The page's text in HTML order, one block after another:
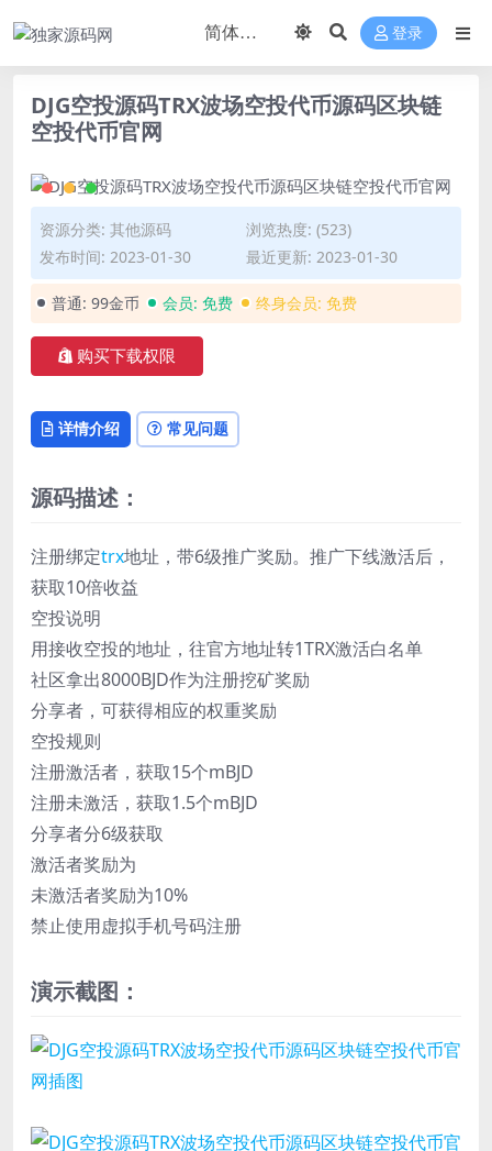
登录
DJG空投源码TRX波场空投代币源码区块链
空投代币官网
资源分类: 其他源码
浏览热度: (523)
发布时间: 2023-01-30
最近更新: 2023-01-30
普通: 99金币 会员: 免费 终身会员: 免费
购买下载权限
详情介绍 常见问题
源码描述：
注册绑定trx地址，带6级推广奖励。推广下线激活后，
获取10倍收益
空投说明
用接收空投的地址，往官方地址转1TRX激活白名单
社区拿出8000BJD作为注册挖矿奖励
分享者，可获得相应的权重奖励
空投规则
注册激活者，获取15个mBJD
注册未激活，获取1.5个mBJD
分享者分6级获取
激活者奖励为
未激活者奖励为10%
禁止使用虚拟手机号码注册
演示截图：